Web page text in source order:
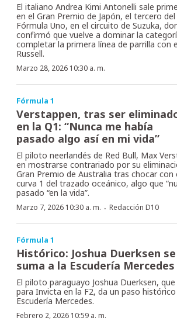
El italiano Andrea Kimi Antonelli sale
en el Gran Premio de Japón, el tercero
Fórmula Uno, en el circuito de Suzuka,
confirmó que vuelve a dominar la
completar la primera línea de parrilla con
Russell.
Marzo 28, 2026 10:30 a. m.
Fórmula 1
Verstappen, tras ser
en la Q1: “Nunca me había
pasado algo así en mi vida”
El piloto neerlandés de Red Bull, Max
en mostrarse contrariado por su
Gran Premio de Australia tras chocar con
curva 1 del trazado oceánico, algo que
pasado “en la vida”.
Marzo 7, 2026 10:30 a. m. · Redacción D10
Fórmula 1
Histórico: Joshua Duerksen se
suma a la Escudería Mercedes
El piloto paraguayo Joshua Duerksen,
para Invicta en la F2, da un paso
Escudería Mercedes.
Febrero 2, 2026 10:59 a. m.